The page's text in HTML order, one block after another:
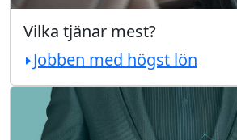
Vilka tjänar mest?
Jobben med högst lön